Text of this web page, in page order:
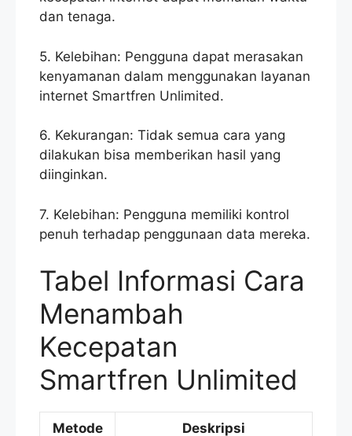
dan tenaga.
5. Kelebihan: Pengguna dapat merasakan
kenyamanan dalam menggunakan layanan
internet Smartfren Unlimited.
6. Kekurangan: Tidak semua cara yang
dilakukan bisa memberikan hasil yang
diinginkan.
7. Kelebihan: Pengguna memiliki kontrol
penuh terhadap penggunaan data mereka.
Tabel Informasi Cara
Menambah
Kecepatan
Smartfren Unlimited
Metode Deskripsi